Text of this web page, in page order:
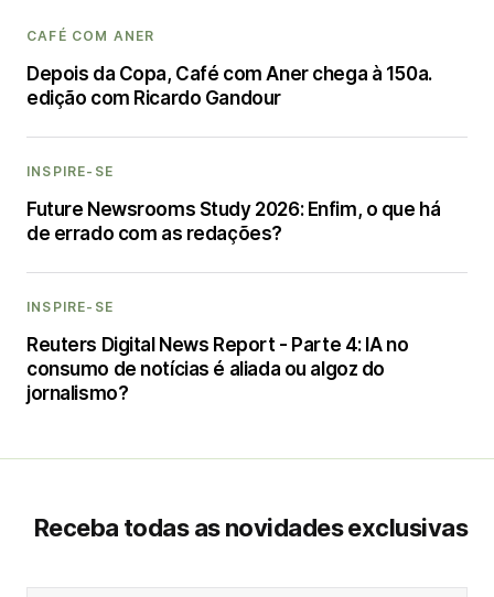
CAFÉ COM ANER
Depois da Copa, Café com Aner chega à 150a.
edição com Ricardo Gandour
INSPIRE-SE
Future Newsrooms Study 2026: Enfim, o que há
de errado com as redações?
INSPIRE-SE
Reuters Digital News Report - Parte 4: IA no
consumo de notícias é aliada ou algoz do
jornalismo?
Receba todas as novidades exclusivas